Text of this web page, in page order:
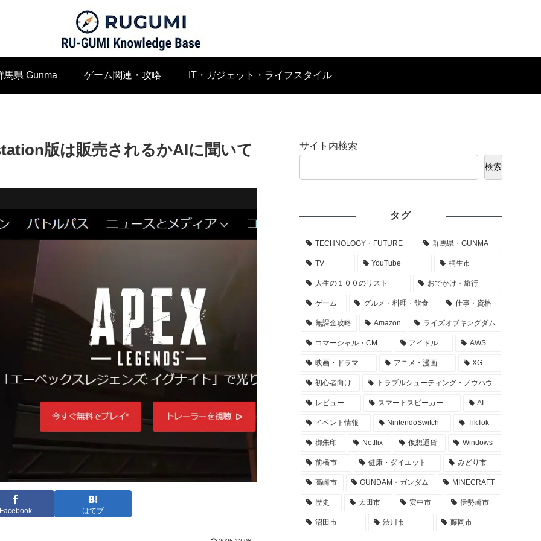
馬県 Gunma ゲーム関連・攻略 IT・ガジェット・ライフスタイル
版は販売されるかAIに聞いて
Facebook はてブ
サイト内検索
検索
タグ
TECHNOLOGY・FUTURE 群馬県・GUNMA
TV YouTube 桐生市
人生の１００のリスト おでかけ・旅行
ゲーム グルメ・料理・飲食 仕事・資格
無課金攻略 Amazon ライズオブキングダム
コマーシャル・CM アイドル AWS
映画・ドラマ アニメ・漫画 XG
初心者向け トラブルシューティング・ノウハウ
レビュー スマートスピーカー AI
イベント情報 NintendoSwitch TikTok
御朱印 Netflix 仮想通貨 Windows
前橋市 健康・ダイエット みどり市
高崎市 GUNDAM・ガンダム MINECRAFT
歴史 太田市 安中市 伊勢崎市
沼田市 渋川市 藤岡市